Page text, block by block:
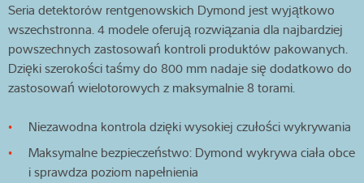
Seria detektorów rentgenowskich Dymond jest wyjątkowo
wszechstronna. 4 modele oferują rozwiązania dla najbardziej
powszechnych zastosowań kontroli produktów pakowanych.
Dzięki szerokości taśmy do 800 mm nadaje się dodatkowo do
zastosowań wielotorowych z maksymalnie 8 torami.
Niezawodna kontrola dzięki wysokiej czułości wykrywania
Maksymalne bezpieczeństwo: Dymond wykrywa ciała obce
i sprawdza poziom napełnienia